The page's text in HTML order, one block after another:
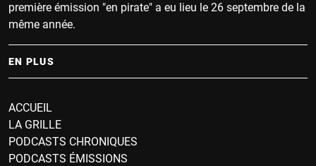
première émission "en pirate" a eu lieu le 26 septembre de la
même année.
EN PLUS
ACCUEIL
LA GRILLE
PODCASTS CHRONIQUES
PODCASTS ÉMISSIONS